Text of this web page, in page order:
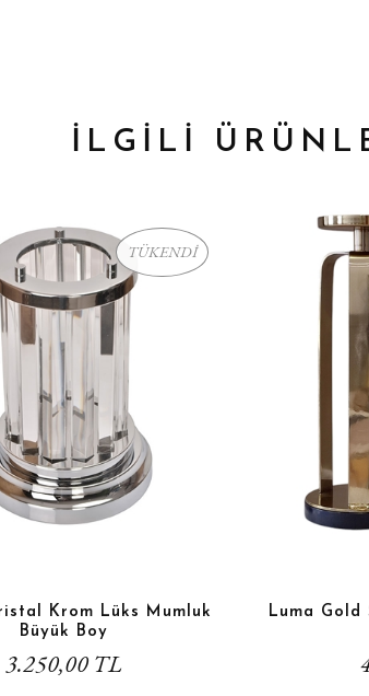
İLGİLİ
TÜKENDİ
Krom Lüks Mumluk
Büyük Boy
3.250,00 TL
Luma Gold